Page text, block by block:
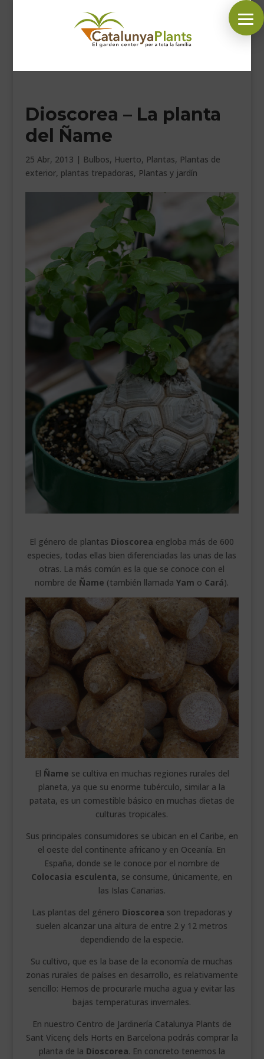
SÍGUENOS EN:
INICIO
PLANTAS
MASCOTAS
DECORACIÓN
___________________________
VEURE EN CATALÀ
Dioscorea – La planta
del Ñame
25 Abr, 2013 | Bulbos, Huerto, Plantas, Plantas de
exterior, plantas trepadoras, Plantas y jardín
El género de plantas Dioscorea engloba más de 600
especies, todas ellas bien diferenciadas las unas de las
otras. La más común es la que se conoce con el
nombre de Ñame (también llamadaYam o Cará).
El Ñame se cultiva en muchas regiones rurales del
planeta, ya que su enorme tubérculo, similar a la
patata, es un comestible básico en muchas dietas de
culturas tropicales.
Sus principales consumidores se ubican en el Caribe, en
el oeste del continente africano y en Oceanía. En
España, donde se le conoce por el nombre de
Colocasia esculenta, se consume, únicamente, en
las Islas Canarias.
Las plantas del género Dioscorea son trepadoras y
suelen alcanzar una altura de entre 2 y 12 metros
dependiendo de la especie.
Su cultivo, que es la base de la economía de muchas
zonas rurales de países en desarrollo, es relativamente
sencillo: Hemos de procurarle mucha agua y evitar las
bajas temperaturas invernales.
En nuestro Centro de Jardinería Catalunya Plants de
Sant Vicenç dels Horts en Barcelona podrás comprar la
planta de la Dioscorea. En concreto tenemos la